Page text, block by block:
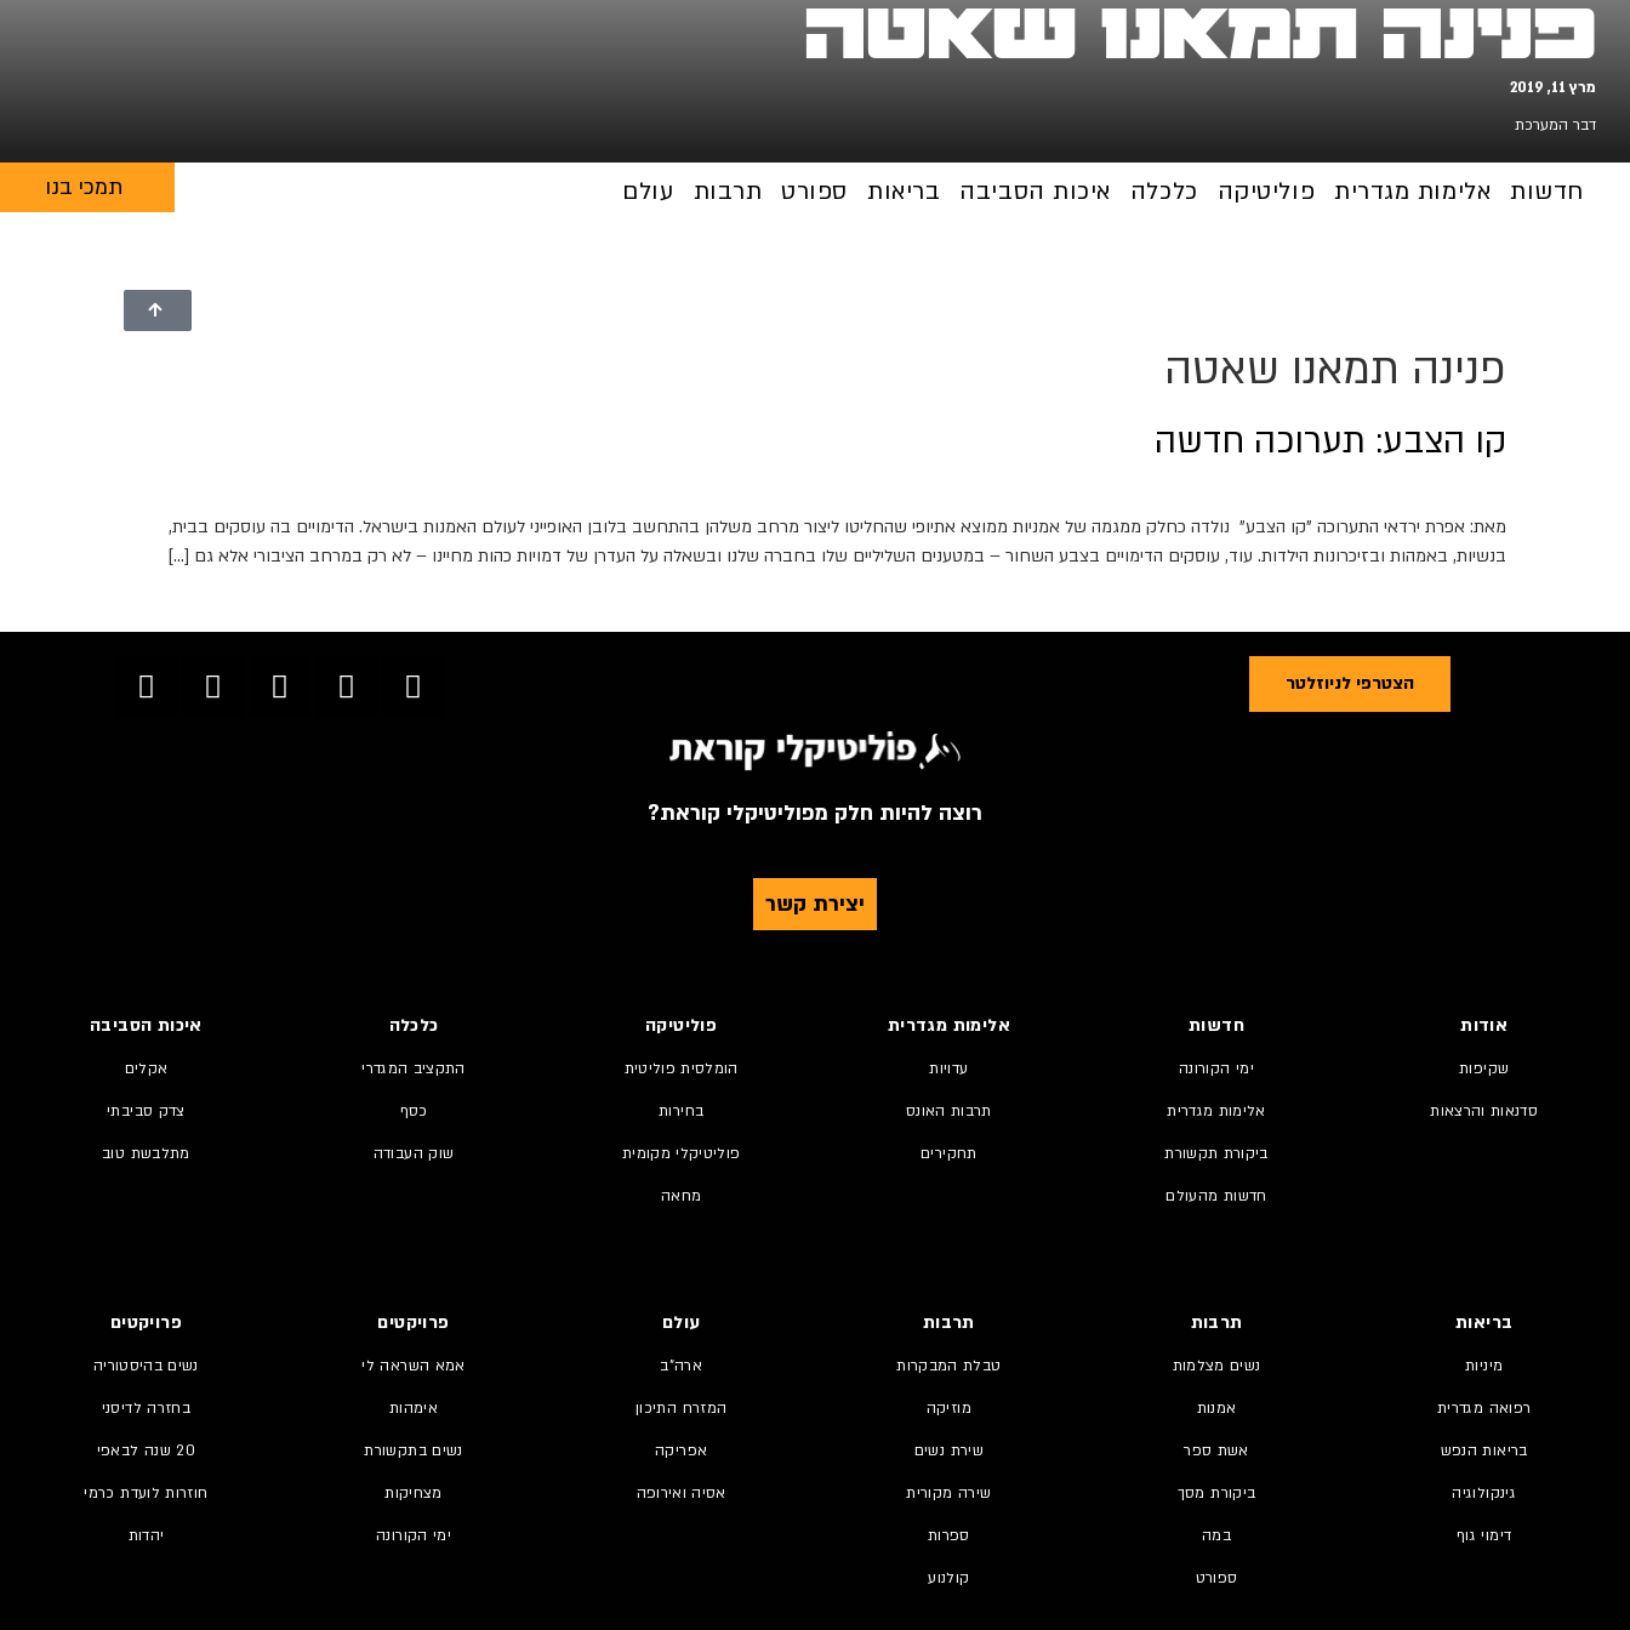
פנינה תמאנו שאטה
מרץ 11, 2019
דבר המערכת
חדשות אלימות מגדרית פוליטיקה כלכלה איכות הסביבה בריאות ספורט תרבות עולם תמכי בנו
פנינה תמאנו שאטה
קו הצבע: תערוכה חדשה
מאת: אפרת ירדאי התערוכה "קו הצבע" נולדה כחלק ממגמה של אמניות ממוצא אתיופי שהחליטו ליצור מרחב משלהן בהתחשב בלובן האופייני לעולם האמנות בישראל. הדימויים בה עוסקים בבית,
בנשיות, באמהות ובזיכרונות הילדות. עוד, עוסקים הדימויים בצבע השחור – במטענים השליליים שלו בחברה שלנו ובשאלה על העדרן של דמויות כהות מחיינו – לא רק במרחב הציבורי אלא גם […]
הצטרפי לניוזלטר
רוצה להיות חלק מפוליטיקלי קוראת?
יצירת קשר
אודות
שקיפות
סדנאות והרצאות
חדשות
ימי הקורונה
אלימות מגדרית
ביקורת תקשורת
חדשות מהעולם
אלימות מגדרית
עדויות
תרבות האונס
תחקירים
פוליטיקה
הומלסית פוליטית
בחירות
פוליטיקלי מקומית
מחאה
כלכלה
התקציב המגדרי
כסף
שוק העבודה
איכות הסביבה
אקלים
צדק סביבתי
מתלבשת טוב
בריאות
מיניות
רפואה מגדרית
בריאות הנפש
גינקולוגיה
דימוי גוף
תרבות
נשים מצלמות
אמנות
אשת ספר
ביקורת מסך
במה
ספורט
תרבות
טבלת המבקרות
מוזיקה
שירת נשים
שירה מקורית
ספרות
קולנוע
עולם
ארה"ב
המזרח התיכון
אפריקה
אסיה ואירופה
פרויקטים
אמא השראה לי
אימהות
נשים בתקשורת
מצחיקות
ימי הקורונה
פרויקטים
נשים בהיסטוריה
בחזרה לדיסני
20 שנה לבאפי
חוזרות לועדת כרמי
יהדות